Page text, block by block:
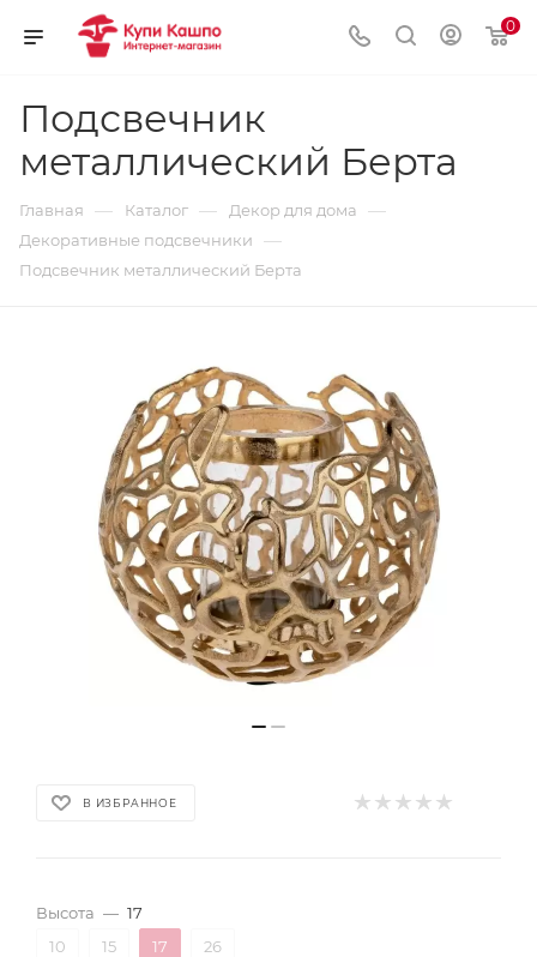
0
Подсвечник
металлический Берта
Главная — Каталог — Декор для дома —
Декоративные подсвечники —
Подсвечник металлический Берта
В ИЗБРАННОЕ
Высота — 17
10
15 17 26